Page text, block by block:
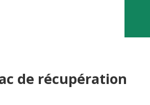
de récupération